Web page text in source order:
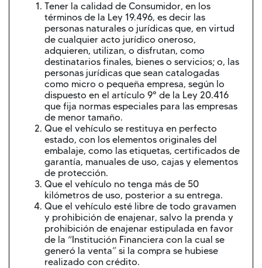
Tener la calidad de Consumidor, en los
términos de la Ley 19.496, es decir las
personas naturales o jurídicas que, en virtud
de cualquier acto jurídico oneroso,
adquieren, utilizan, o disfrutan, como
destinatarios finales, bienes o servicios; o, las
personas jurídicas que sean catalogadas
como micro o pequeña empresa, según lo
dispuesto en el artículo 9° de la Ley 20.416
que fija normas especiales para las empresas
de menor tamaño.
Que el vehículo se restituya en perfecto
estado, con los elementos originales del
embalaje, como las etiquetas, certificados de
garantía, manuales de uso, cajas y elementos
de protección.
Que el vehículo no tenga más de 50
kilómetros de uso, posterior a su entrega.
Que el vehículo esté libre de todo gravamen
y prohibición de enajenar, salvo la prenda y
prohibición de enajenar estipulada en favor
de la “Institución Financiera con la cual se
generó la venta” si la compra se hubiese
realizado con crédito.